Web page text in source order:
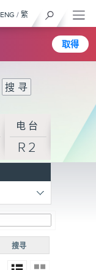
取得
ENG / 繁
电台
R2
搜寻